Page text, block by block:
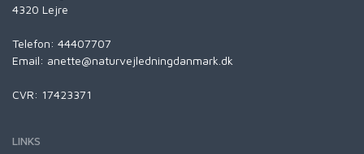
4320 Lejre
Telefon: 44407707
Email: anette@naturvejledningdanmark.dk
CVR: 17423371
LINKS